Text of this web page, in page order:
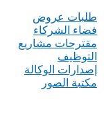
طلبات عروض
فضاء الشركاء
مقترحات مشاريع
التوظيف
إصدارات الوكالة
مكتبة الصور